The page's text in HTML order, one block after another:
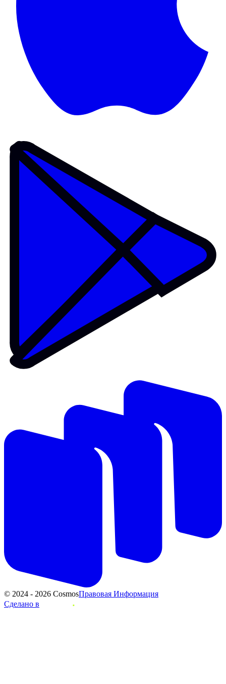
© 2024 - 2026 CosmosПравовая Информация
Сделано в